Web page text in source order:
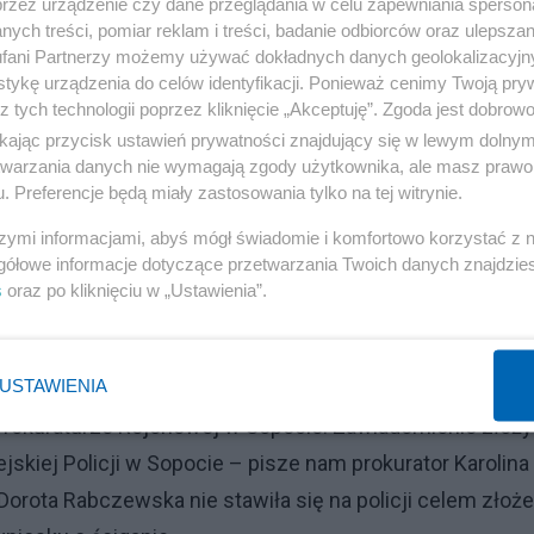
w Sopocie, żeby może potraktowała tę sprawę
czuć bezpiecznie w publiczności, i w ogóle też
kiedy ktoś tak jawnie planuje morderstwo, bez
się tę opiekę, no i jakąś reakcję. Trochę mnie to
zawiadomienia
Reklama
gróźb karalnych kierowanych wobec Dody.
Rejonowej w Sopocie. Zawiadomienie
Policji w Sopocie – pisze nam prokurator Karolina
Rabczewska nie stawiła się na policji celem
treści, pomiar reklam i treści, badanie odbiorców oraz
Partnerzy możemy używać dokładnych danych
urządzenia do celów identyfikacji. Ponieważ cenimy Twoją
tych technologii poprzez kliknięcie „Akceptuję”. Zgoda jest
przycisk ustawień prywatności znajdujący się w lewym
danych nie wymagają zgody użytkownika, ale masz
Preferencje będą miały zastosowania tylko na tej witrynie.
informacjami, abyś mógł świadomie i komfortowo korzystać z
informacje dotyczące przetwarzania Twoich danych
oraz po kliknięciu w „Ustawienia”.
USTAWIENIA